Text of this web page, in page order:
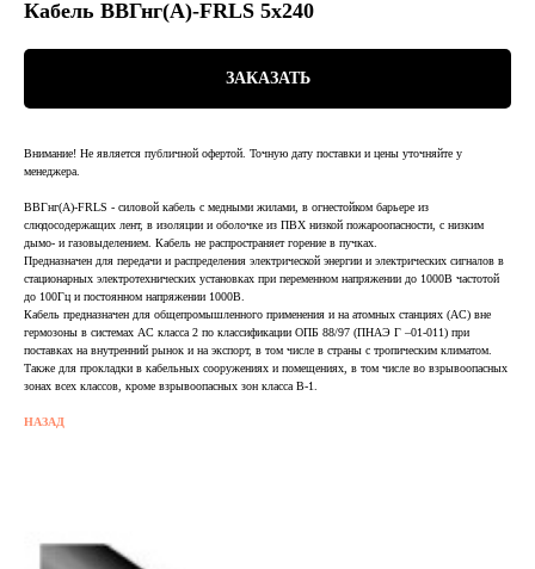
Кабель ВВГнг(А)-FRLS 5х240
ЗАКАЗАТЬ
Внимание! Не является публичной офертой. Точную дату поставки и цены уточняйте у
менеджера.
ВВГнг(А)-FRLS - силовой кабель с медными жилами, в огнестойком барьере из
слюдосодержащих лент, в изоляции и оболочке из ПВХ низкой пожароопасности, с низким
дымо- и газовыделением. Кабель не распространяет горение в пучках.
Предназначен для передачи и распределения электрической энергии и электрических сигналов в
стационарных электротехнических установках при переменном напряжении до 1000В частотой
до 100Гц и постоянном напряжении 1000В.
Кабель предназначен для общепромышленного применения и на атомных станциях (АС) вне
гермозоны в системах АС класса 2 по классификации ОПБ 88/97 (ПНАЭ Г –01-011) при
поставках на внутренний рынок и на экспорт, в том числе в страны с тропическим климатом.
Также для прокладки в кабельных сооружениях и помещениях, в том числе во взрывоопасных
зонах всех классов, кроме взрывоопасных зон класса В-1.
НАЗАД